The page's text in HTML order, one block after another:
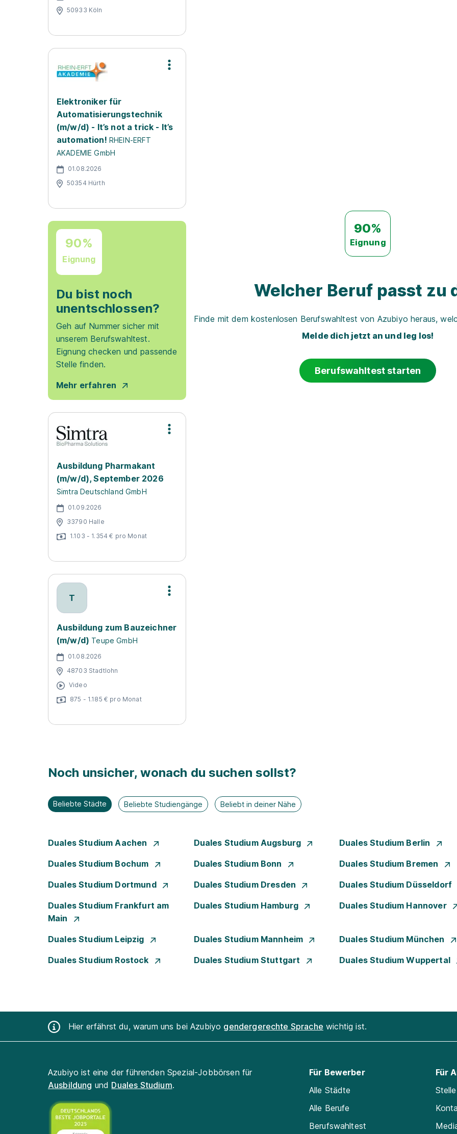
50933 Köln
Elektroniker für
Automatisierungstechnik
(m/w/d) - It’s not a trick - It’s
automation! RHEIN-ERFT
AKADEMIE GmbH
01.08.2026
50354 Hürth
90%
Eignung
Du bist noch
unentschlossen?
Geh auf Nummer sicher mit
unserem Berufswahltest.
Eignung checken und passende
Stelle finden.
Mehr erfahren
Ausbildung Pharmakant
(m/w/d), September 2026
Simtra Deutschland GmbH
01.09.2026
33790 Halle
1.103 - 1.354 € pro Monat
T
Ausbildung zum Bauzeichner
(m/w/d) Teupe GmbH
01.08.2026
48703 Stadtlohn
Video
875 - 1.185 € pro Monat
90%
Eignung
Welcher Beruf passt zu
Finde mit dem kostenlosen Berufswahltest von Azubiyo heraus,
Melde dich jetzt an und leg los!
Berufswahltest starten
Noch unsicher, wonach du suchen sollst?
Beliebte Städte Beliebte Studiengänge Beliebt in deiner Nähe
Duales Studium Aachen Duales Studium Augsburg Duales Studium Berlin
Duales Studium Bochum Duales Studium Bonn Duales Studium Bremen
Duales Studium Dortmund Duales Studium Dresden Duales Studium Düsseldorf
Duales Studium Frankfurt am
Main
Duales Studium Hamburg Duales Studium Hannover
Duales Studium Leipzig Duales Studium Mannheim Duales Studium München
Duales Studium Rostock Duales Studium Stuttgart Duales Studium Wuppertal
Hier erfährst du, warum uns bei Azubiyo gendergerechte Sprache wichtig ist.
Azubiyo ist eine der führenden Spezial-Jobbörsen für
Ausbildung und Duales Studium.
Für Bewerber
Alle Städte
Alle Berufe
Berufswahltest
Für